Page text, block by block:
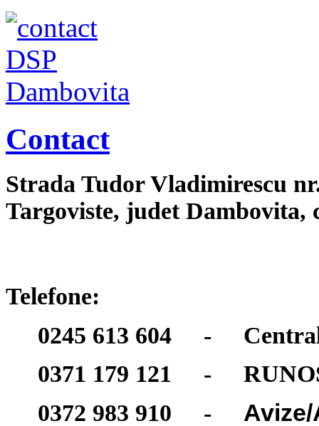
Contact
Strada Tudor Vladimirescu
Targoviste, judet Dambovita,
Telefone:
0245 613 604 -
0371 179 121 -
0372 983 910 -